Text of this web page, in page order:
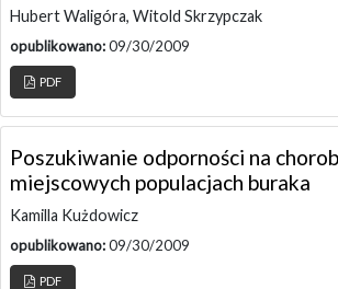
Hubert Waligóra, Witold Skrzypczak
opublikowano:09/30/2009
PDF
Poszukiwanie odporności na
miejscowych populacjach buraka
Kamilla Kużdowicz
opublikowano:09/30/2009
PDF